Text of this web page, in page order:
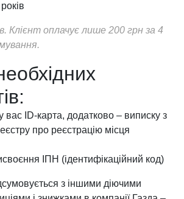
Клієнт оплачує лише 200 грн за 4
ID-карта, додатково – виписку з
про реєстрацію місця
ІПН (ідентифікаційний код)
з іншими діючими